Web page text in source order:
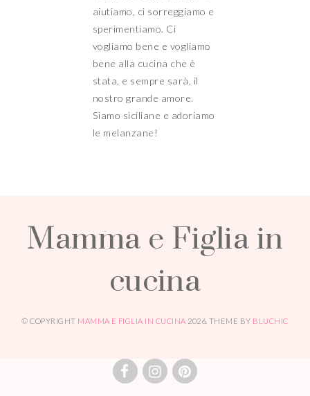
stata, e sempre sarà, il
nostro grande amore.
Siamo siciliane e adoriamo
le melanzane!
cucina
© COPYRIGHTMAMMA E FIGLIA IN CUCINA 2026. THEME BY BLUCHIC